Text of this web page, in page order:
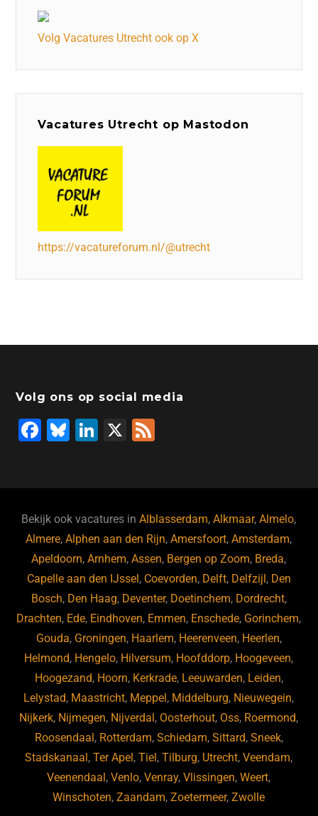
Volg Vacatures Utrecht ook op X
Vacatures Utrecht op Mastodon
https://vacatureforum.nl/@utrecht
Volg ons op social media
F
b
o
o
k
Bl
ky
Li
dI
n
X
Bekijk ook vacatures inAlblasserdam,Alkmaar,Almelo,
Almere,Alphen aan den Rijn,Amersfoort,Amsterdam,
Apeldoorn,Arnhem,Assen, Bergen op Zoom, Breda,
Capelle aan den IJssel, Coevorden, Delft, Delfzijl, Den
Bosch, Den Haag, Deventer, Doetinchem, Dordrecht,
Drachten, Ede, Eindhoven, Emmen, Enschede, Gorinchem,
Gouda, Groningen, Haarlem, Heerenveen, Heerlen,
Helmond, Hengelo, Hilversum, Hoofddorp, Hoogeveen,
Hoogezand, Hoorn, Kerkrade, Leeuwarden, Leiden,
Lelystad, Maastricht, Meppel, Middelburg, Nieuwegein,
Nijkerk, Nijmegen, Nijverdal, Oosterhout, Oss, Roermond,
Roosendaal, Rotterdam, Schiedam, Sittard, Sneek,
Stadskanaal,Ter Apel,Tiel,Tilburg, Utrecht,Veendam,
Veenendaal,Venlo,Venray,Vlissingen,Weert,
Winschoten,Zaandam,Zoetermeer,Zwolle